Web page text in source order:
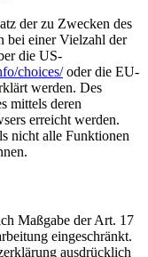
der zu Zwecken des
bei einer Vielzahl der
die US-
choices/oder die EU-
werden. Des
mittels deren
erreicht werden.
nicht alle Funktionen
Maßgabe der Art. 17
eingeschränkt.
ausdrücklich